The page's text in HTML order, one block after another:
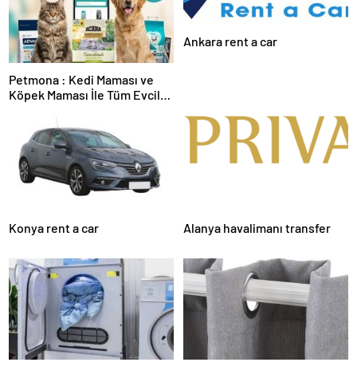
Petmona : Kedi Maması ve
Köpek Maması İle Tüm Evcil
Ankara rent a car
Konya rent a car Alanya havalimanı transfer